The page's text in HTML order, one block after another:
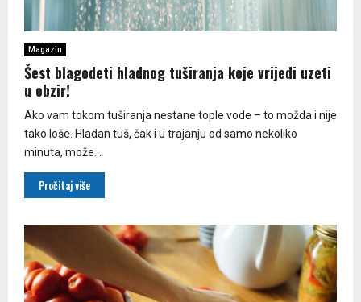
Magazin
Šest blagodeti hladnog tuširanja koje vrijedi uzeti
u obzir!
Ako vam tokom tuširanja nestane tople vode – to možda i nije
tako loše. Hladan tuš, čak i u trajanju od samo nekoliko
minuta, može...
Pročitaj više